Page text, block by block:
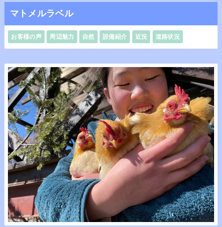
マトメルラベル
お客様の声 周辺魅力 自然 設備紹介 近況 道路状況